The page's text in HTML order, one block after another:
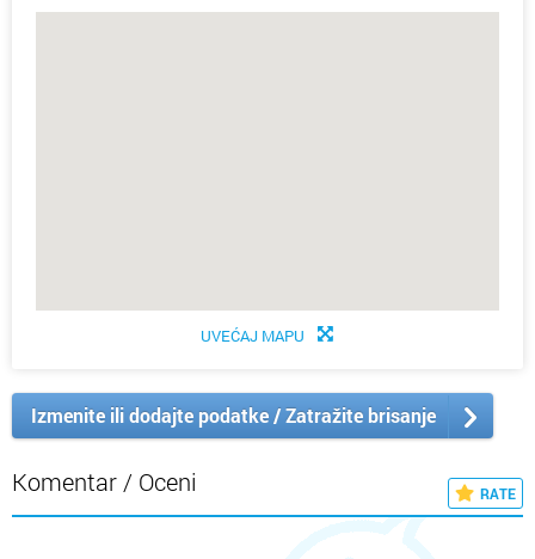
UVEĆAJ MAPU
Izmenite ili dodajte podatke / Zatražite brisanje
Komentar / Oceni RATE